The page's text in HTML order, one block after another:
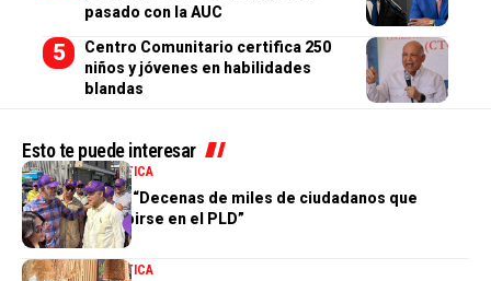
pasado con la AUC
Centro Comunitario certifica 250
niños y jóvenes en habilidades
blandas
Esto te puede interesar
NACIONALESPOLÍTICA
Johnny Pujols: “Decenas de miles de ciudadanos que
quieren inscribirse en el PLD”
NACIONALESPOLÍTICA